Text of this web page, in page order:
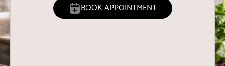
BOOK APPOINTMENT